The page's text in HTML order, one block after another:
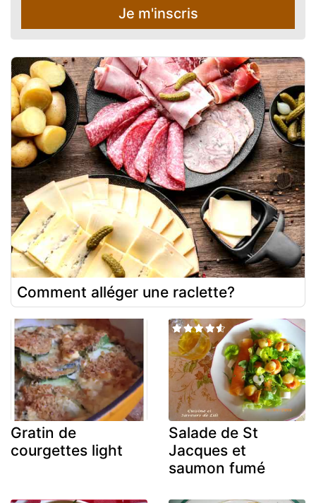
Je m'inscris
Comment alléger une raclette?
Gratin de
courgettes light
Salade de St
Jacques et
saumon fumé